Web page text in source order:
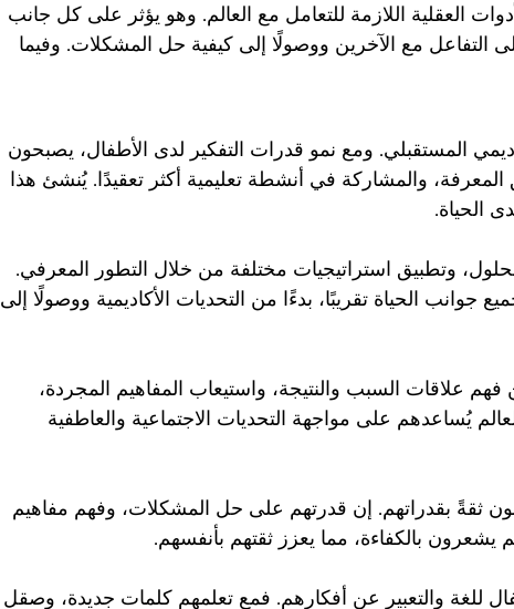
العقلية اللازمة للتعامل مع العالم. وهو يؤثر على كل جانب
التفاعل مع الآخرين ووصولًا إلى كيفية حل المشكلات. وفيما
المستقبلي. ومع نمو قدرات التفكير لدى الأطفال، يصبحون
المعرفة، والمشاركة في أنشطة تعليمية أكثر تعقيدًا. يُنشئ هذا
الحياة.
وتطبيق استراتيجيات مختلفة من خلال التطور المعرفي.
الحياة تقريبًا، بدءًا من التحديات الأكاديمية ووصولًا إلى
علاقات السبب والنتيجة، واستيعاب المفاهيم المجردة،
يُساعدهم على مواجهة التحديات الاجتماعية والعاطفية
ثقةً بقدراتهم. إن قدرتهم على حل المشكلات، وفهم مفاهيم
يشعرون بالكفاءة، مما يعزز ثقتهم بأنفسهم.
للغة والتعبير عن أفكارهم. فمع تعلمهم كلمات جديدة، وصقل